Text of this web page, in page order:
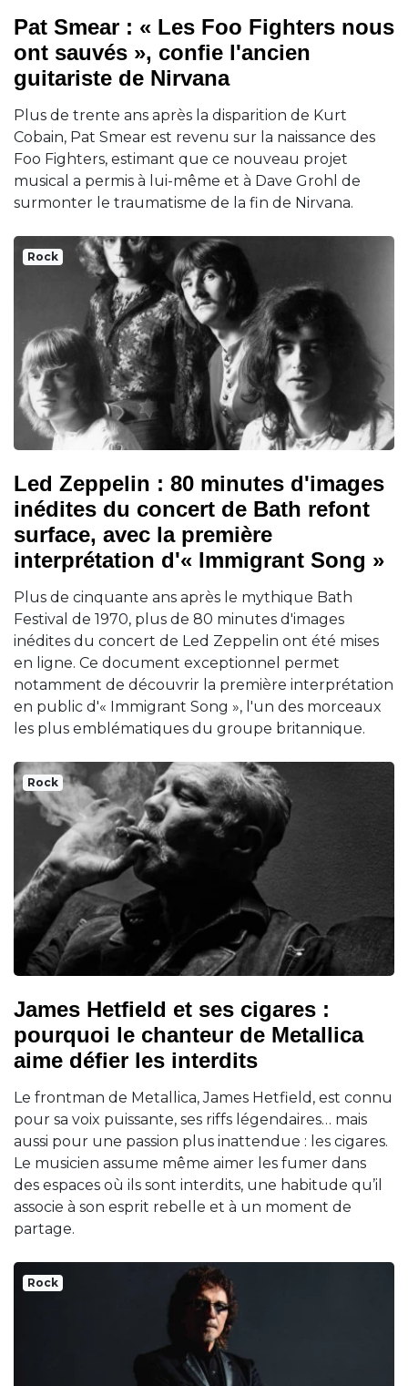
Pat Smear : « Les Foo Fighters nous
ont sauvés », confie l'ancien
guitariste de Nirvana
Plus de trente ans après la disparition de Kurt
Cobain, Pat Smear est revenu sur la naissance des
Foo Fighters, estimant que ce nouveau projet
musical a permis à lui-même et à Dave Grohl de
surmonter le traumatisme de la fin de Nirvana.
Rock
Led Zeppelin : 80 minutes d'images
inédites du concert de Bath refont
surface, avec la première
interprétation d'« Immigrant Song »
Plus de cinquante ans après le mythique Bath
Festival de 1970, plus de 80 minutes d'images
inédites du concert de Led Zeppelin ont été mises
en ligne. Ce document exceptionnel permet
notamment de découvrir la première interprétation
en public d'« Immigrant Song », l'un des morceaux
les plus emblématiques du groupe britannique.
Rock
James Hetfield et ses cigares :
pourquoi le chanteur de Metallica
aime défier les interdits
Le frontman de Metallica, James Hetfield, est connu
pour sa voix puissante, ses riffs légendaires… mais
aussi pour une passion plus inattendue : les cigares.
Le musicien assume même aimer les fumer dans
des espaces où ils sont interdits, une habitude qu’il
associe à son esprit rebelle et à un moment de
partage.
Rock